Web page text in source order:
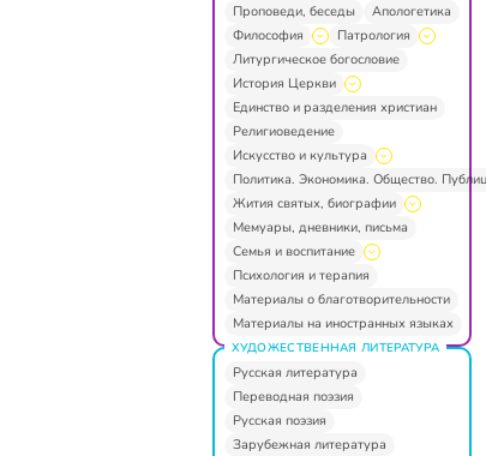
Проповеди, беседы
Апологетика
Философия
Патрология
Литургическое богословие
История Церкви
Единство и разделения христиан
Религиоведение
Искусство и культура
Политика. Экономика. Общество.
Жития святых, биографии
Мемуары, дневники, письма
Семья и воспитание
Психология и терапия
Материалы о благотворительности
Материалы на иностранных языках
ХУДОЖЕСТВЕННАЯ ЛИТЕРАТУРА
Русская литература
Переводная поэзия
Русская поэзия
Зарубежная литература